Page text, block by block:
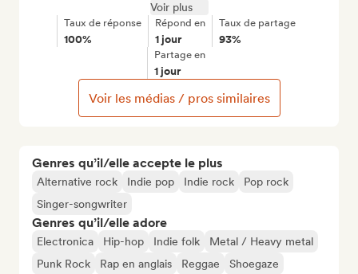
Genres qu’il/elle accepte le plus
Alternative rock Indie pop Indie rock
Pop rock
Singer-songwriter
Genres qu’il/elle adore
Electronica Hip-hop Indie folk
Metal / Heavy metal
Punk Rock
Rap en anglais Reggae Shoegaze
Voir plus
Taux de réponse
100%
Répond en
1 jour
Taux de partage
93%
Partage en
1 jour
Voir les médias / pros similaires